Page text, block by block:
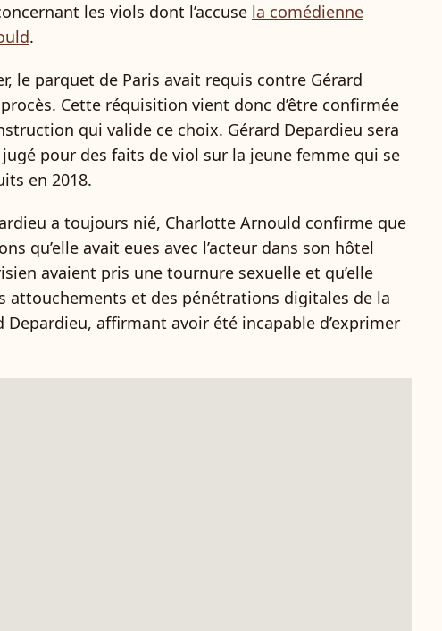
les viols dont l’accuse la comédienne
.
le parquet de Paris avait requis contre Gérard
Cette réquisition vient donc d’être confirmée
qui valide ce choix. Gérard Depardieu sera
pour des faits de viol sur la jeune femme qui se
en 2018.
a toujours nié, Charlotte Arnould confirme que
qu’elle avait eues avec l’acteur dans son hôtel
avaient pris une tournure sexuelle et qu’elle
attouchements et des pénétrations digitales de la
Depardieu, affirmant avoir été incapable d’exprimer